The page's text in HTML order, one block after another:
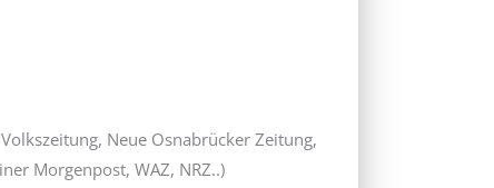
Neue Osnabrücker Zeitung,
Morgenpost, WAZ, NRZ..)